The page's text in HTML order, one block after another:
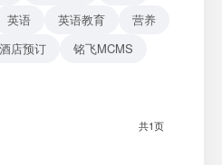
英语 英语教育
营养
酒店预订 铭飞MCMS
共1页